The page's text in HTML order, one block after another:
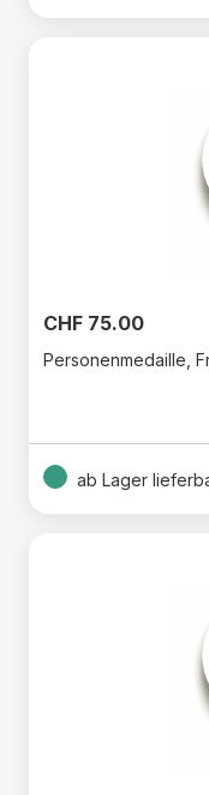
CHF 75.00
Personenmedaille,
ab Lager